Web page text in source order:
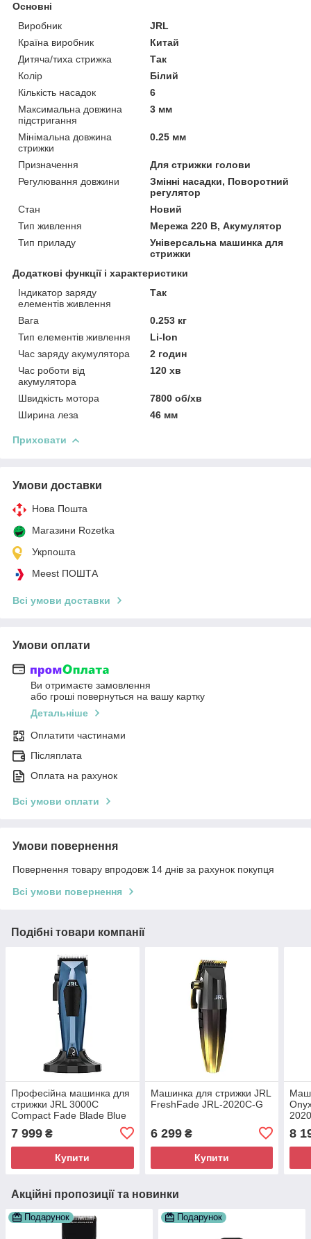
Основні
Виробник
JRL
Країна виробник
Китай
Дитяча/тиха стрижка
Так
Колір
Білий
Кількість насадок
6
Максимальна довжина
підстригання
3 мм
Мінімальна довжина
стрижки
0.25 мм
Призначення
Для стрижки голови
Регулювання довжини
Змінні насадки, Поворотний
регулятор
Стан
Новий
Тип живлення
Мережа 220 В, Акумулятор
Тип приладу
Універсальна машинка для
стрижки
Додаткові функції і характеристики
Індикатор заряду
елементів живлення
Так
Вага
0.253 кг
Тип елементів живлення
Li-Ion
Час заряду акумулятора
2 годин
Час роботи від
акумулятора
120 хв
Швидкість мотора
7800 об/хв
Ширина леза
46 мм
Приховати
Умови доставки
Нова Пошта
Магазини Rozetka
Укрпошта
Meest ПОШТА
Всі умови доставки
Умови оплати
Ви отримаєте замовлення
або гроші повернуться на вашу картку
Детальніше
Оплатити частинами
Післяплата
Оплата на рахунок
Всі умови оплати
Умови повернення
Повернення товару впродовж 14 днів за рахунок покупця
Всі умови повернення
Подібні товари компанії
Професійна машинка для
стрижки JRL 3000C
Compact Fade Blade Blue
7 999 ₴
Купити
Машинка для стрижки JRL
FreshFade JRL-2020C-G
6 299₴
Купити
8
Акційні пропозиції та новинки
Подарунок Подарунок